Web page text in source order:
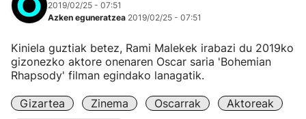
2019/02/25 - 07:51
Azken eguneratzea 2019/02/25 - 07:51
Kiniela guztiak betez, Rami Malekek irabazi du 2019ko
gizonezko aktore onenaren Oscar saria 'Bohemian
Rhapsody' filman egindako lanagatik.
Gizartea Zinema Oscarrak
Aktoreak